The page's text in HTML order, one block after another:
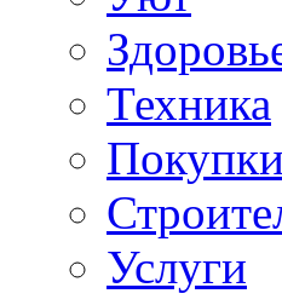
Техника
Покупки
Услуги